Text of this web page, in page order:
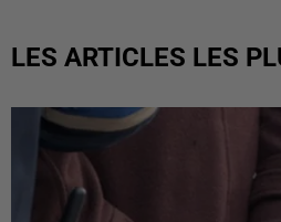
LES ARTICLES LES